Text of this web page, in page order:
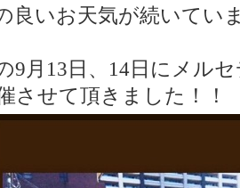
良いお天気が続いてい
9月13日、14日にメル
させて頂きました！！